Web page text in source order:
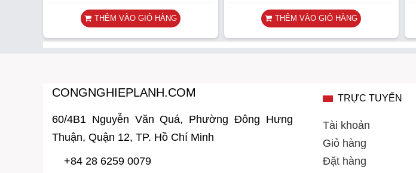
THÊM VÀO GIỎ HÀNG THÊM VÀO GIỎ HÀNG
CONGNGHIEPLANH.COM
60/4B1 Nguyễn Văn Quá, Phường Đông Hưng
Thuận, Quận 12, TP. Hồ Chí Minh
+84 28 6259 0079
TRỰC TUYẾN
Tài khoản
Giỏ hàng
Đặt hàng